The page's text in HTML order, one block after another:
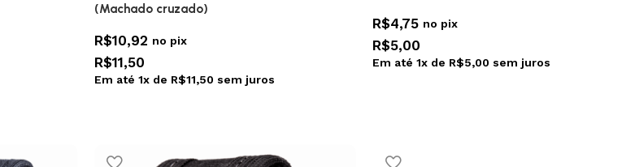
(Machado cruzado)
R$10,92 no pix
R$11,50
Em até 1x de R$11,50 sem juros
R$4,75 no pix
R$5,00
Em até1x de R$5,00 sem juros